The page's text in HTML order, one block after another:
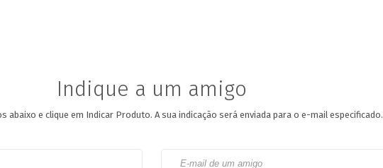
Indique a um amigo
abaixo e clique em Indicar Produto. A sua indicação será enviada para o e-mail especificado.